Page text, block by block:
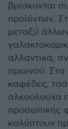
βρίσκονται
προϊόντων.
μεταξύ
αλλαντικά,
πρωινού.
καφέδες,
αλκοολούχα
προσωπικής
καλύπτουν